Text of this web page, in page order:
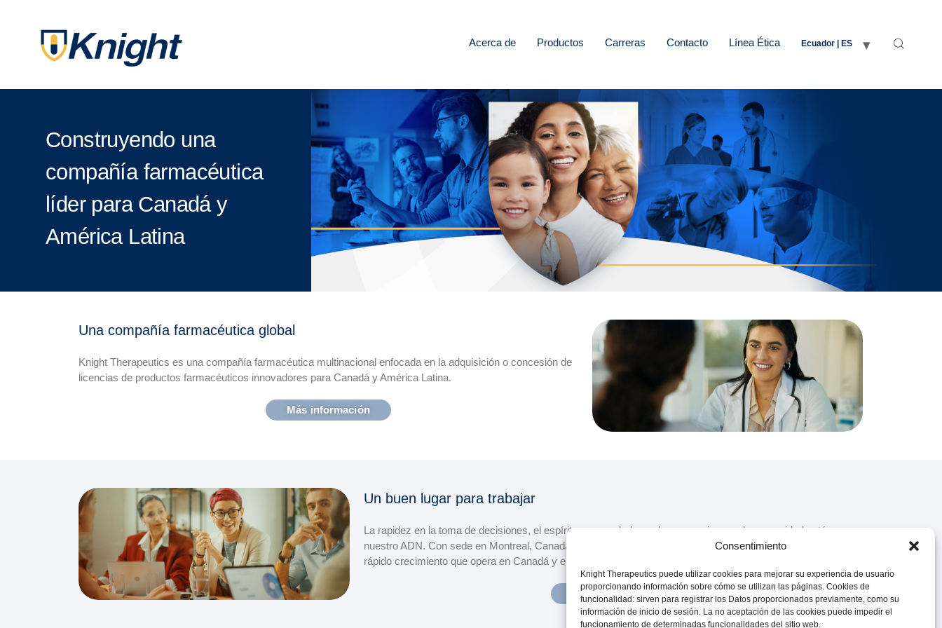
Consentimiento
Knight Therapeutics puede utilizar cookies para mejorar su experiencia de usuario
proporcionando información sobre cómo se utilizan las páginas. Cookies de
funcionalidad: sirven para registrar los Datos proporcionados previamente, como su
información de inicio de sesión. La no aceptación de las cookies puede impedir el
funcionamiento de determinadas funcionalidades del sitio web.
Acerca de Productos Carreras Contacto Línea Ética Ecuador | ES
Construyendo una
compañía farmacéutica
líder para Canadá y
América Latina
Una compañía farmacéutica global
Knight Therapeutics es una compañía farmacéutica multinacional enfocada en la adquisición o concesión de
licencias de productos farmacéuticos innovadores para Canadá y América Latina.
Más información
Un buen lugar para trabajar
La rapidez en la toma de decisiones, el espíritu emprendedor y el compromiso con la comunidad están en
nuestro ADN. Con sede en Montreal, Canadá, Knight Therapeutics es una compañía farmacéutica global de
rápido crecimiento que opera en Canadá y en mercados internacionales selectos.
Más información